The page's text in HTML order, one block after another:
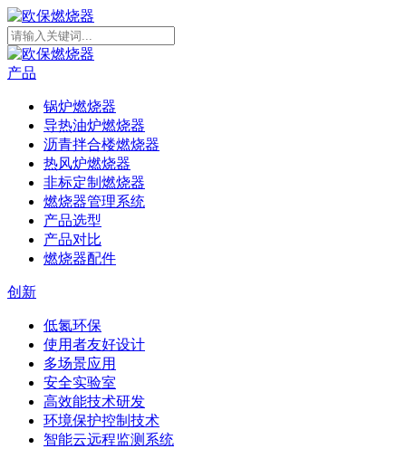
产品
锅炉燃烧器
导热油炉燃烧器
沥青拌合楼燃烧器
热风炉燃烧器
非标定制燃烧器
燃烧器管理系统
产品选型
产品对比
燃烧器配件
创新
低氮环保
使用者友好设计
多场景应用
安全实验室
高效能技术研发
环境保护控制技术
智能云远程监测系统